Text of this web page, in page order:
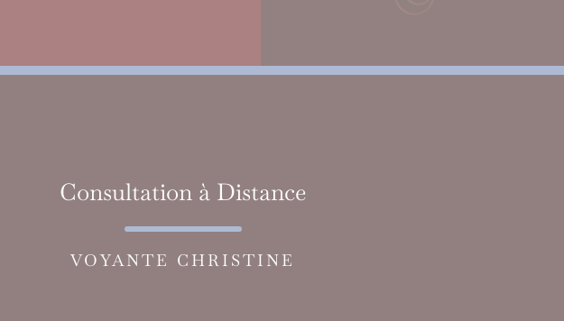
Consultation à Distance
VOYANTE CHRISTINE